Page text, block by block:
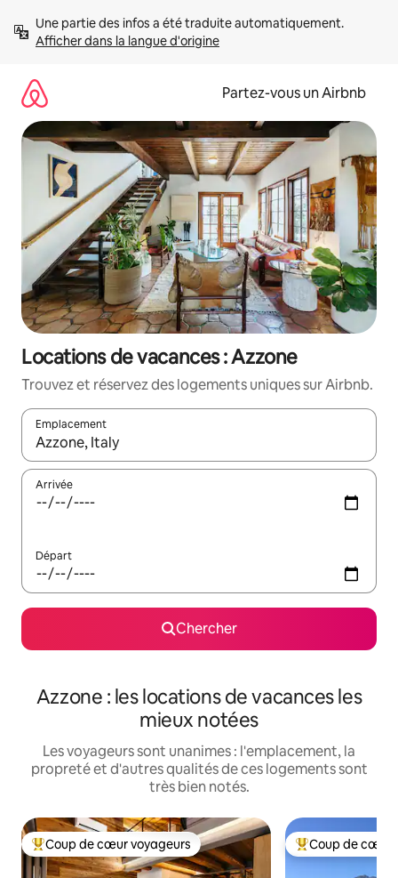
directement
Afficher dans la langue d'origine
Partez-vous un Airbnb
Locations de vacances : Azzone
Trouvez et réservez des logements uniques sur Airbnb.
Emplacement
Quand les résultats sont affichés, parcourez-les en utilisant
Arrivée
Départ
Chercher
Azzone : les locations de vacances les
mieux notées
Les voyageurs sont unanimes : l'emplacement, la
propreté et d'autres qualités de ces logements sont
très bien notés.
Coup de cœur voyageurs parmi les plus aimés
Coup de cœur voyageurs Coup de cœur
Coup de cœur